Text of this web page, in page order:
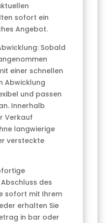
sofort ein
Angebot.
Sobald
einer schnellen
Abwicklung
und passen
Innerhalb
Verkauf
langwierige
versteckte
des
sofort mit Ihrem
erhalten Sie
in bar oder